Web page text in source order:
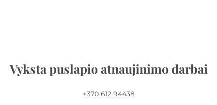
Vyksta puslapio atnaujinimo darbai
+370 612 94438